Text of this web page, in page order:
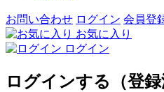
お問い合わせ ログイン 会員登
お気に入り
ログイン
ログインする（登録